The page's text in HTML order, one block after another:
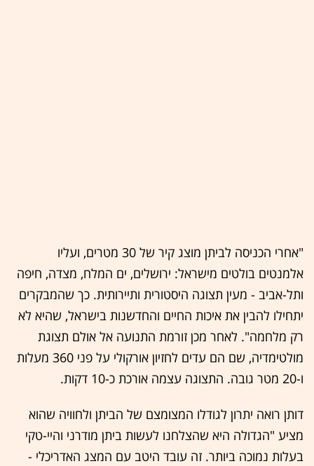
"אחרי הכניסה לביתן מוצג קיר של 30 מטרים, ועליו
אלמנטים בולטים מישראל: ירושלים, ים המלח, מצדה, חיפה
ותל-אביב - מעין תצוגה היסטורית ותיירותית. כך שהמבקרים
יתחילו להבין את איכות החיים והחדשנות בישראל, שהיא לא
רק מלחמה". לאחר מכן זורמת התנועה אל אולם תצוגת
מולטימדיה, שם הם עדים לחזיון אורקולי על פני 360 מעלות
ו-20 מטר גובה. התצוגה עצמה אורכת כ-10 דקות.
דותן רואה יתרון לגודלו המצומצם של הביתן ולחוויה שהוא
מציע "הגדולה היא שהצלחנו לעשות ביתן מודרני והיי-טקי
בעלות נמוכה ביותר. זה עובד היטב עם המצג האדריכלי -